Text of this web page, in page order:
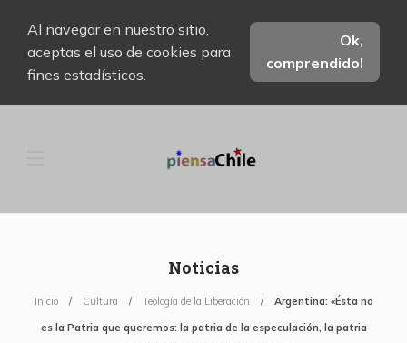
Al navegar en nuestro sitio,
aceptas el uso de cookies para
fines estadísticos.
Ok,
comprendido!
Noticias
Inicio Cultura Teología de la Liberación Argentina: «Ésta no
es la Patria que queremos: la patria de la especulación, la patria